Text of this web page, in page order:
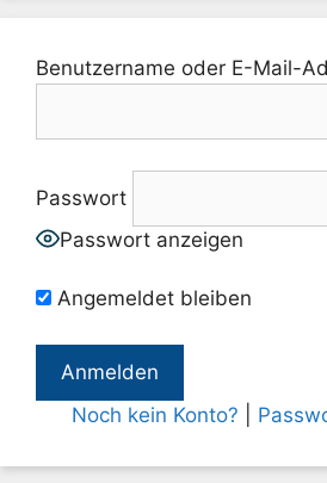
Benutzername oder E-Mail-
Passwort
Passwort anzeigen
Angemeldet bleiben
Noch kein Konto?